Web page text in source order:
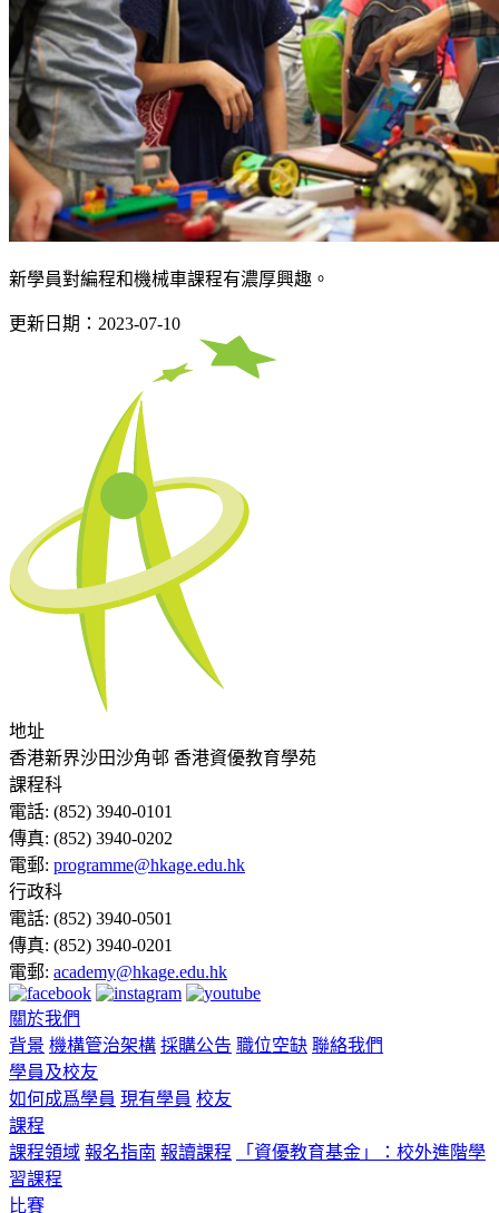
新學員對編程和機械車課程有濃厚興趣。
更新日期：2023-07-10
地址
香港新界沙田沙角邨 香港資優教育學苑
課程科
電話: (852) 3940-0101
傳真: (852) 3940-0202
電郵: programme@hkage.edu.hk
行政科
電話: (852) 3940-0501
傳真: (852) 3940-0201
電郵: academy@hkage.edu.hk
關於我們
背景 機構管治架構 採購公告 職位空缺 聯絡我們
學員及校友
如何成爲學員 現有學員 校友
課程
課程領域 報名指南 報讀課程
「資優教育基金」：校外進階學
習課程
比賽